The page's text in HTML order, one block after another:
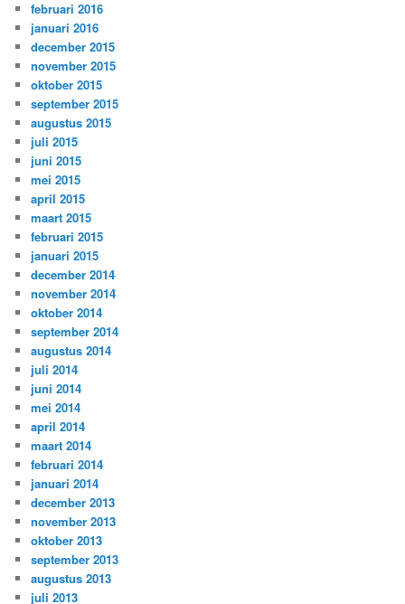
februari 2016
januari 2016
december 2015
november 2015
oktober 2015
september 2015
augustus 2015
juli 2015
juni 2015
mei 2015
april 2015
maart 2015
februari 2015
januari 2015
december 2014
november 2014
oktober 2014
september 2014
augustus 2014
juli 2014
juni 2014
mei 2014
april 2014
maart 2014
februari 2014
januari 2014
december 2013
november 2013
oktober 2013
september 2013
augustus 2013
juli 2013